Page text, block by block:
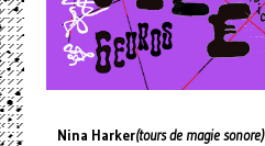
Nina Harker(tours de magie sonore)